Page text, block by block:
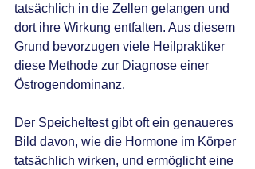
tatsächlich in die Zellen gelangen und
dort ihre Wirkung entfalten. Aus diesem
Grund bevorzugen viele Heilpraktiker
diese Methode zur Diagnose einer
Östrogendominanz.
Der Speicheltest gibt oft ein genaueres
Bild davon, wie die Hormone im Körper
tatsächlich wirken, und ermöglicht eine